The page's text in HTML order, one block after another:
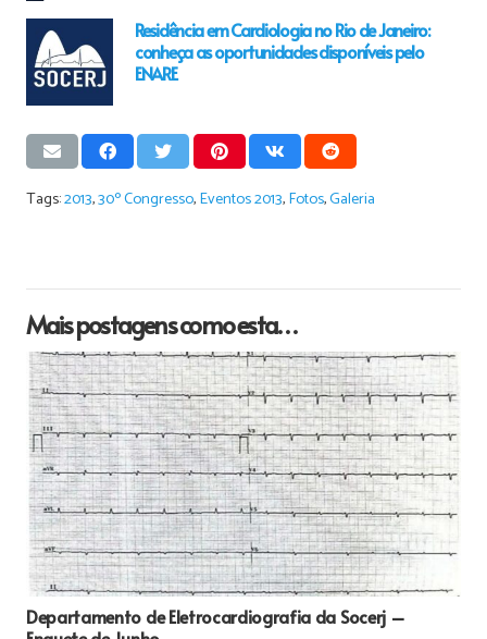
Residência em Cardiologia no Rio de Janeiro:
conheça as oportunidades disponíveis pelo
ENARE
Tags:2013,30º Congresso,Eventos 2013,Fotos,Galeria
Mais postagens como esta…
Departamento de Eletrocardiografia da Socerj –